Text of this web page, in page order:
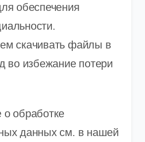
обеспечения
скачивать файлы в
во избежание потери
обработке
данных см. в нашей